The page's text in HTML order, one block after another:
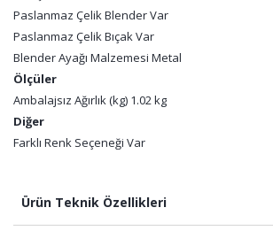
Paslanmaz Çelik Blender Var
Paslanmaz Çelik Bıçak Var
Blender Ayağı Malzemesi Metal
Ölçüler
Ambalajsız Ağırlık (kg) 1.02 kg
Diğer
Farklı Renk Seçeneği Var
Ürün Teknik Özellikleri